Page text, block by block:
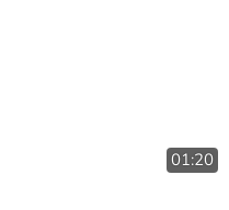
01:20